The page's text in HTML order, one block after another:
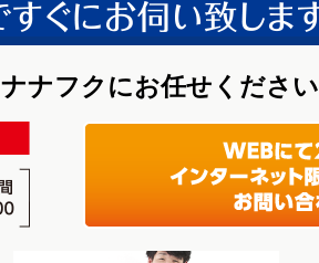
ナフクにお任せください